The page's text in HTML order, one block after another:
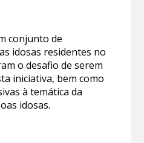
conjunto de
idosas residentes no
o desafio de serem
iniciativa, bem como
à temática da
idosas.